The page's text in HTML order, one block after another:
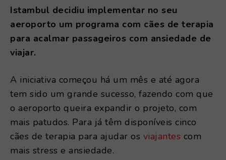
Istambul decidiu implementar no seu
aeroporto um programa com cães de terapia
para acalmar passageiros com ansiedade de
viajar.
A iniciativa começou há um mês e até agora
tem sido um grande sucesso, fazendo com que
o aeroporto queira expandir o projeto, com
mais patudos. Para já têm disponíveis cinco
cães de terapia para ajudar os viajantes com
mais stress e ansiedade.